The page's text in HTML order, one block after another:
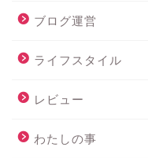
ブログ運営
ライフスタイル
レビュー
わたしの事